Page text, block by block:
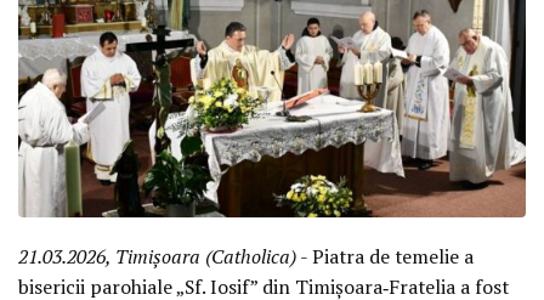
21.03.2026, Timișoara (Catholica)- Piatra de temelie a
bisericii parohiale „Sf. Iosif” din Timișoara‑Fratelia a fost